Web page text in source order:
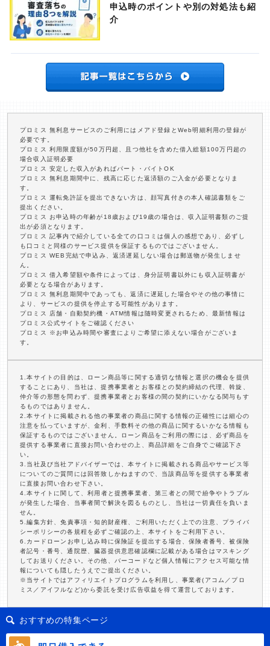
申込時のポイントや別の対処法も紹
介
プロミス 無利息サービスのご利用にはメアド登録とWeb明細利用の登録が
必要です。
プロミス 利用限度額が50万円超、且つ他社を含めた借入総額100万円超の
場合収入証明必要
プロミス 安定した収入があればパート・バイトOK
プロミス 無利息期間中に、残高に応じた返済額のご入金が必要となりま
す。
プロミス 運転免許証を提出できない方は、顔写真付きの本人確認書類をご
提出ください。
プロミス お申込時の年齢が18歳および19歳の場合は、収入証明書類のご提
出が必須となります。
プロミス 記事内で紹介している全ての口コミは個人の感想であり、必ずし
も口コミと同様のサービス提供を保証するものではございません。
プロミス WEB完結で申込み、返済遅延しない場合は郵送物が発生しませ
ん。
プロミス 借入希望額や条件によっては、身分証明書以外にも収入証明書が
必要となる場合があります。
プロミス 無利息期間中であっても、返済に遅延した場合やその他の事情に
より、サービスの提供を停止する可能性があります。
プロミス 店舗・自動契約機・ATM情報は随時変更されるため、最新情報は
プロミス公式サイトをご確認ください
プロミス ※お申込み時間や審査によりご希望に添えない場合がございま
す。
1.本サイトの目的は、ローン商品等に関する適切な情報と選択の機会を提供
することにあり、当社は、提携事業者とお客様との契約締結の代理、斡旋、
仲介等の形態を問わず、提携事業者とお客様の間の契約にいかなる関与もす
るものではありません。
2.本サイトに掲載される他の事業者の商品に関する情報の正確性には細心の
注意を払っていますが、金利、手数料その他の商品に関するいかなる情報も
保証するものではございません。ローン商品をご利用の際には、必ず商品を
提供する事業者に直接お問い合わせの上、商品詳細をご自身でご確認下さ
い。
3.当社及び当社アドバイザーでは、本サイトに掲載される商品やサービス等
についてのご質問には回答致しかねますので、当該商品等を提供する事業者
に直接お問い合わせ下さい。
4.本サイトに関して、利用者と提携事業者、第三者との間で紛争やトラブル
が発生した場合、当事者間で解決を図るものとし、当社は一切責任を負いま
せん。
5.編集方針、免責事項・知的財産権、ご利用いただく上での注意、プライバ
シーポリシーの各規程を必ずご確認の上、本サイトをご利用下さい。
6.カードローンお申し込み時に保険証を提出する場合、保険者番号、被保険
者記号・番号、通院歴、臓器提供意思確認欄に記載がある場合はマスキング
してお送りください。その他、バーコードなど個人情報にアクセス可能な情
報についても隠したうえでご提出ください。
※当サイトではアフィリエイトプログラムを利用し、事業者(アコム／プロ
ミス／アイフルなど)から委託を受け広告収益を得て運営しております。
おすすめの特集ページ